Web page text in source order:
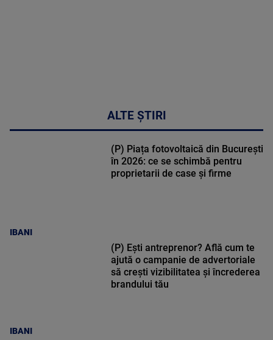
ALTE ȘTIRI
IBANI
(P) Piața fotovoltaică din București
în 2026: ce se schimbă pentru
proprietarii de case și firme
IBANI
(P) Ești antreprenor? Află cum te
ajută o campanie de advertoriale
să crești vizibilitatea și încrederea
brandului tău